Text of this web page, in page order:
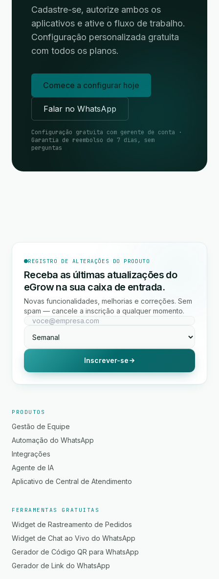
Cadastre-se, autorize ambos os
aplicativos e ative o fluxo de trabalho.
Configuração personalizada gratuita
com todos os planos.
Comece a configurar hoje
Falar no WhatsApp
Configuração gratuita com gerente de conta ·
Garantia de reembolso de 7 dias, sem
perguntas
REGISTRO DE ALTERAÇÕES DO PRODUTO
Receba as últimas atualizações do
eGrow na sua caixa de entrada.
Novas funcionalidades, melhorias e correções. Sem
spam — cancele a inscrição a qualquer momento.
Inscrever-se
PRODUTOS
Gestão de Equipe
Automação do WhatsApp
Integrações
Agente de IA
Aplicativo de Central de Atendimento
FERRAMENTAS GRATUITAS
Widget de Rastreamento de Pedidos
Widget de Chat ao Vivo do WhatsApp
Gerador de Código QR para WhatsApp
Gerador de Link do WhatsApp